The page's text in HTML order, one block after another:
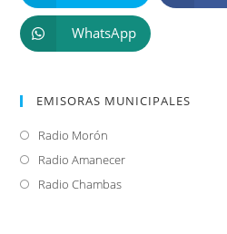
WhatsApp
EMISORAS MUNICIPALES
Radio Morón
abre
en
Radio AmanecerSe
Radio ChambasSe